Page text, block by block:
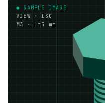
● SAMPLE IMAGE
VIEW · ISO
M3 · L=5 mm